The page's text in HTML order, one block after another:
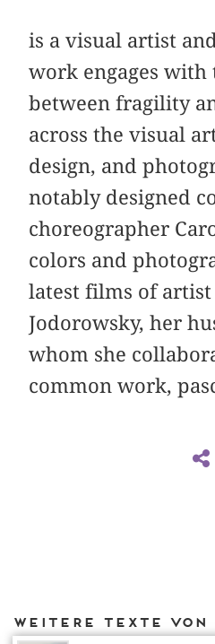
is a visual artist
work engages
between fragility
across the visual
design, and
notably designed
choreographer
colors and
latest films of
Jodorowsky, her
whom she
common work,